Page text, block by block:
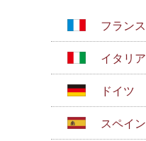
フランス
イタリア
ドイツ
スペイン